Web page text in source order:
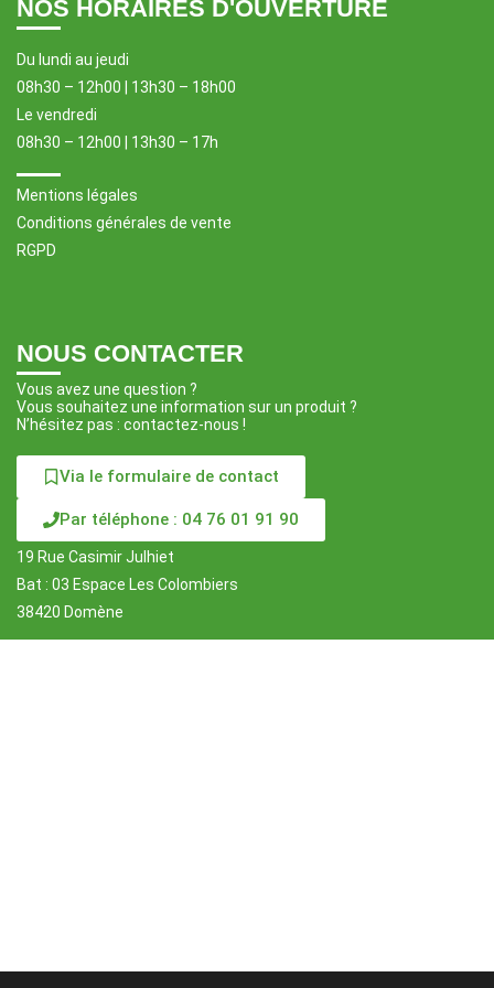
NOS HORAIRES D'OUVERTURE
Du lundi au jeudi
08h30 – 12h00 | 13h30 – 18h00
Le vendredi
08h30 – 12h00 | 13h30 – 17h
Mentions légales
Conditions générales de vente
RGPD
NOUS CONTACTER
Vous avez une question ?
Vous souhaitez une information sur un produit ?
N’hésitez pas : contactez-nous !
Via le formulaire de contact
Par téléphone : 04 76 01 91 90
19 Rue Casimir Julhiet
Bat : 03 Espace Les Colombiers
38420 Domène